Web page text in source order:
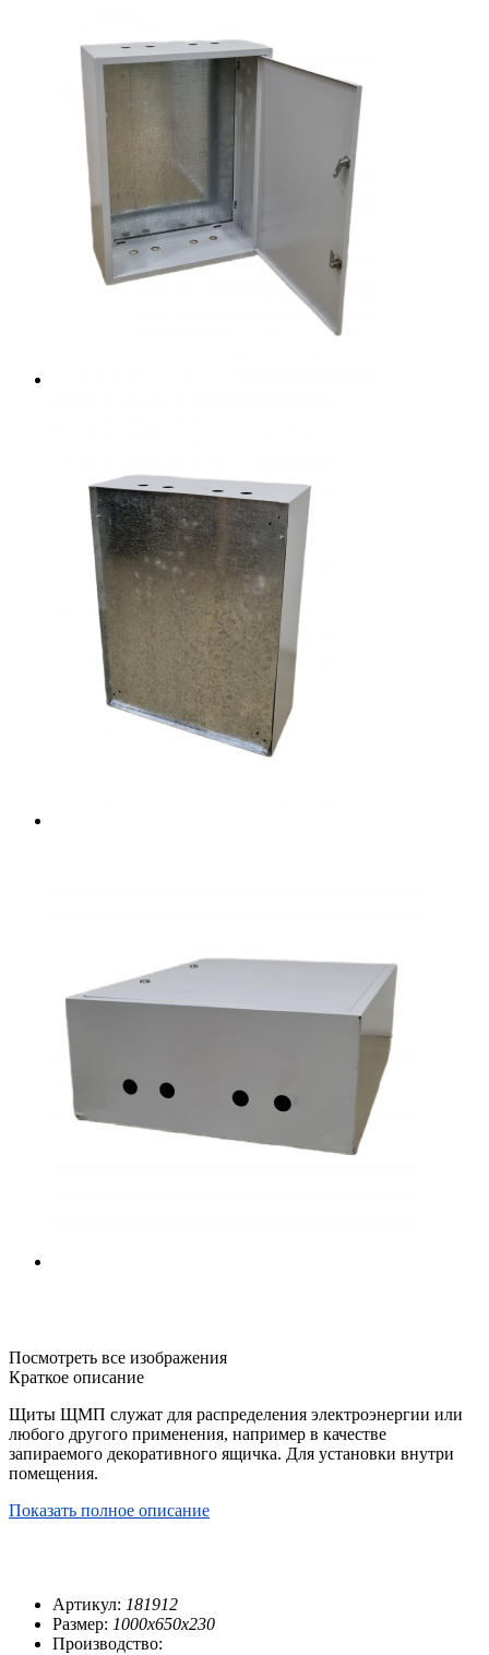
Посмотреть все изображения
Краткое описание
Щиты ЩМП служат для распределения электроэнергии или
любого другого применения, например в качестве
запираемого декоративного ящичка. Для установки внутри
помещения.
Показать полное описание
Артикул: 181912
Размер: 1000х650х230
Производство: